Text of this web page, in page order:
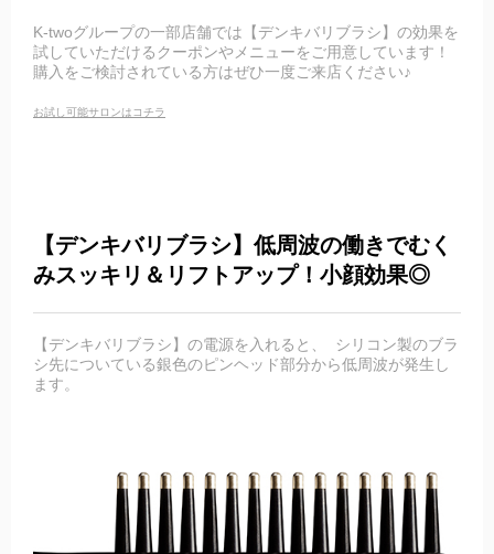
K-twoグループの一部店舗では【デンキバリブラシ】の効果を
試していただけるクーポンやメニューをご用意しています！
購入をご検討されている方はぜひ一度ご来店ください♪
お試し可能サロンはコチラ
【デンキバリブラシ】低周波の働きでむく
みスッキリ＆リフトアップ！小顔効果◎
【デンキバリブラシ】の電源を入れると、 シリコン製のブラ
シ先についている銀色のピンヘッド部分から低周波が発生し
ます。